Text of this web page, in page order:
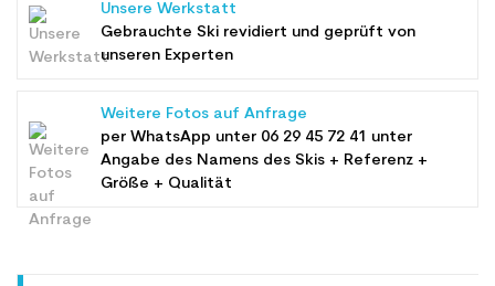
Unsere Werkstatt
Gebrauchte Ski revidiert und geprüft von
unseren Experten
Weitere Fotos auf Anfrage
per WhatsApp unter 06 29 45 72 41 unter
Angabe des Namens des Skis + Referenz +
Größe + Qualität